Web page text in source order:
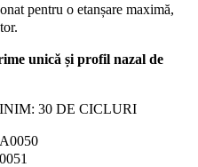
pentru o etanșare maximă,
unică și profil nazal de
30 DE CICLURI